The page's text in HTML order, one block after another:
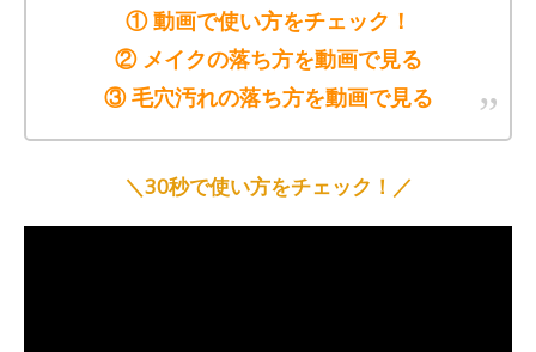
① 動画で使い方をチェック！
② メイクの落ち方を動画で見る
③ 毛穴汚れの落ち方を動画で見る
＼30秒で使い方をチェック！／